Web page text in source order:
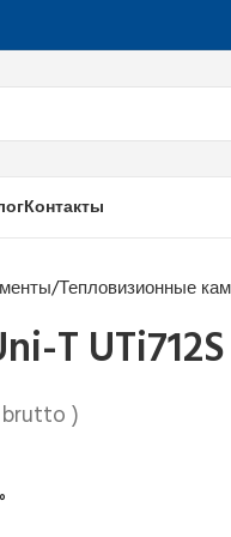
Контакты
Тепловизионные
T UTi712S
brutto )